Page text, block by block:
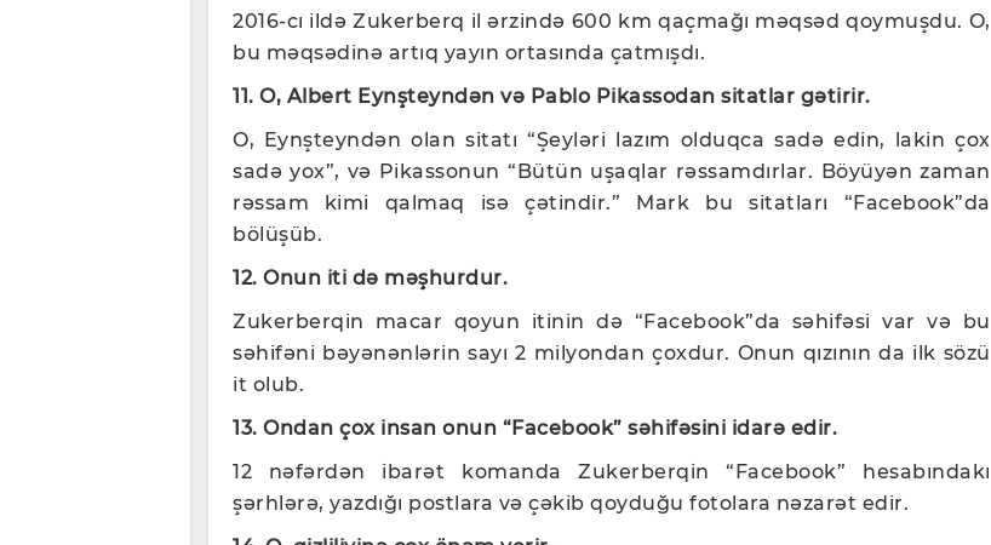
2016-cı ildə Zukerberq il ərzində 600 km qaçmağı məqsəd qoymuşdu. O,
bu məqsədinə artıq yayın ortasında çatmışdı.
11. O, Albert Eynşteyndən və Pablo Pikassodan sitatlar gətirir.
O, Eynşteyndən olan sitatı “Şeyləri lazım olduqca sadə edin, lakin çox
sadə yox”, və Pikassonun “Bütün uşaqlar rəssamdırlar. Böyüyən zaman
rəssam kimi qalmaq isə çətindir.” Mark bu sitatları “Facebook”da
bölüşüb.
12. Onun iti də məşhurdur.
Zukerberqin macar qoyun itinin də “Facebook”da səhifəsi var və bu
səhifəni bəyənənlərin sayı 2 milyondan çoxdur. Onun qızının da ilk sözü
it olub.
13. Ondan çox insan onun “Facebook” səhifəsini idarə edir.
12 nəfərdən ibarət komanda Zukerberqin “Facebook” hesabındakı
şərhlərə, yazdığı postlara və çəkib qoyduğu fotolara nəzarət edir.